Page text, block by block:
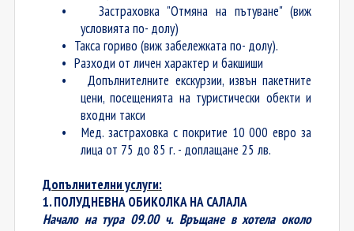
•
Застраховка "Отмяна на пътуване" (виж
условията по- долу)
• Такса гориво (виж забележката по- долу).
• Разходи от личен характер и бакшиши
•
Допълнителните екскурзии, извън пакетните
цени, посещенията на туристически обекти и
входни такси
•
Мед. застраховка с покритие 10 000 евро за
лица от 75 до 85 г. - доплащане 25 лв.
Допълнителни услуги:
1. ПОЛУДНЕВНА ОБИКОЛКА НА САЛАЛА
Начало на тура 09.00 ч. Връщане в хотела около